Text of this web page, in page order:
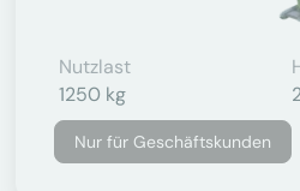
Nutzlast
1250 kg
Nur für Geschäftskunden